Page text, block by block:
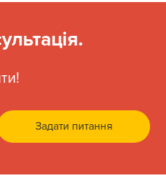
Задати питання